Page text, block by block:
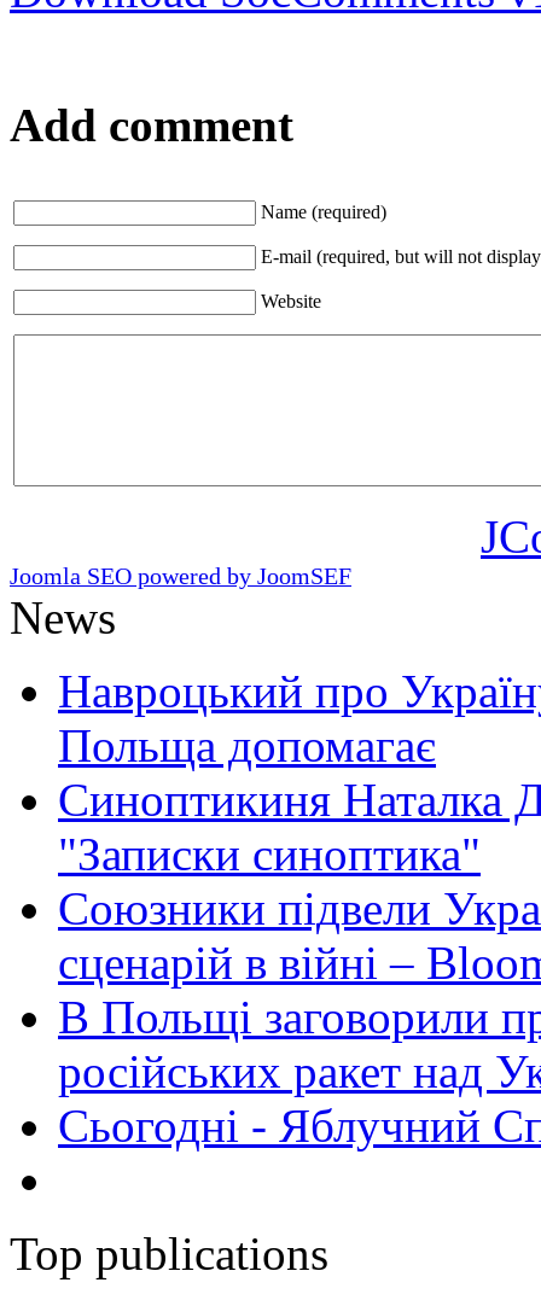
Add comment
Name (required)
E-mail (required, but will not
Website
Joomla SEO powered by JoomSEF
News
Навроцький про
Польща допомагає
Синоптикиня Наталка
"Записки синоптика"
Союзники підвели
сценарій в війні –
В Польщі заговорили
російських ракет над
Сьогодні - Яблучний
Top publications